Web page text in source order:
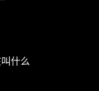
什么